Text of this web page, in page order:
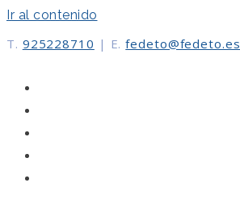
Ir al contenido
T. 925228710 | E. fedeto@fedeto.es